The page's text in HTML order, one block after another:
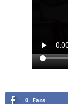
0 Fans